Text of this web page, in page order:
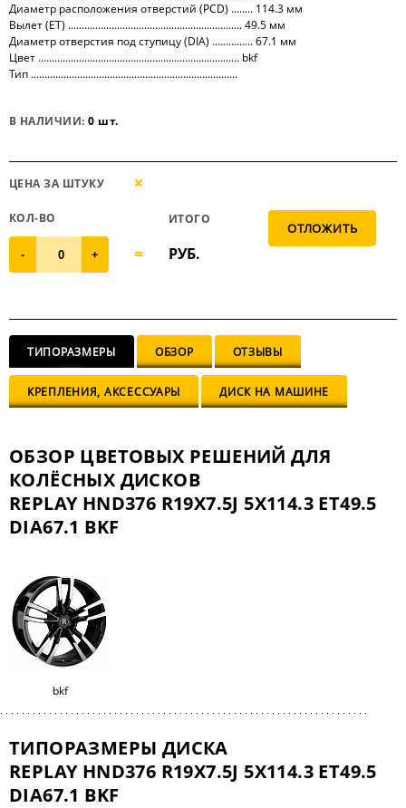
Диаметр расположения отверстий (PCD) ........ 114.3 мм
Вылет (ET) ................................................................ 49.5 мм
Диаметр отверстия под ступицу (DIA) ............... 67.1 мм
Цвет .......................................................................... bkf
Тип ............................................................................
В НАЛИЧИИ:0 шт.
ЦЕНА ЗА ШТУКУ
КОЛ-ВО
- +
ИТОГО
РУБ.
ТИПОРАЗМЕРЫ ОБЗОР ОТЗЫВЫ
КРЕПЛЕНИЯ, АКСЕССУАРЫ ДИСК НА МАШИНЕ
ОБЗОР ЦВЕТОВЫХ РЕШЕНИЙ ДЛЯ
КОЛЁСНЫХ ДИСКОВ
REPLAY HND376 R19X7.5J 5X114.3 ET49.5
DIA67.1 BKF
bkf
ТИПОРАЗМЕРЫ ДИСКА
REPLAY HND376 R19X7.5J 5X114.3 ET49.5
DIA67.1 BKF